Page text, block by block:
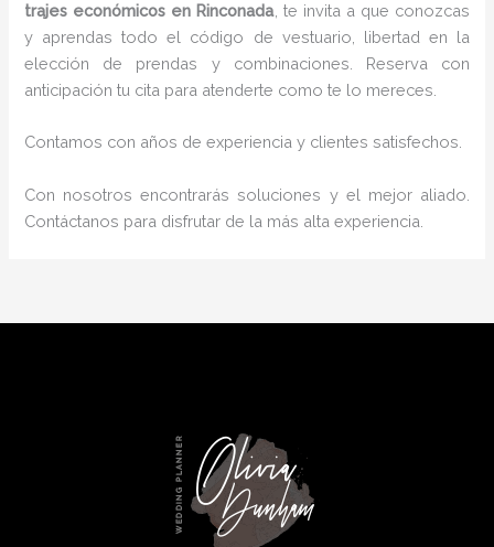
trajes económicos en Rinconada, te invita a que conozcas
y aprendas todo el código de vestuario, libertad en la
elección de prendas y combinaciones. Reserva con
anticipación tu cita para atenderte como te lo mereces.
Contamos con años de experiencia y clientes satisfechos.
Con nosotros encontrarás soluciones y el mejor aliado.
Contáctanos para disfrutar de la más alta experiencia.